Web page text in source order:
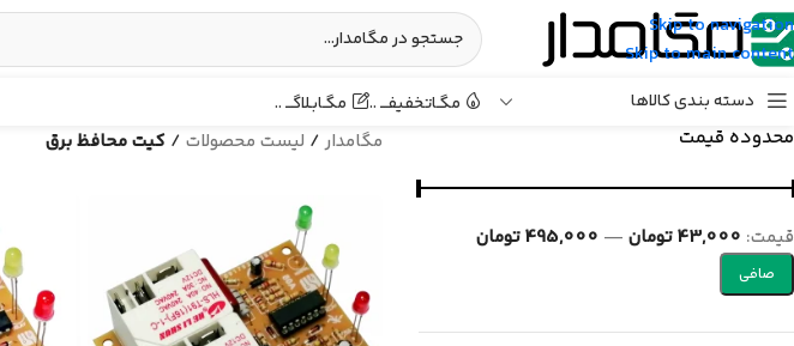
Skip to navigation
Skip to main content
دسته بندی کالاها مگـاتخفیفـــ .. مگـابـلاگـــ ..
محدوده قیمت
صافی
قيمت: 43,000 تومان — 495,000 تومان
مگامدار/ لیست محصولات /کیت محافظ برق